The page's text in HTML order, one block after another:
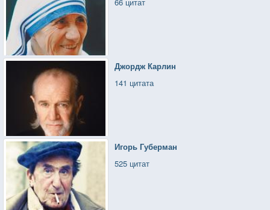
Джордж Карлин
141 цитата
Игорь Губерман
525 цитат